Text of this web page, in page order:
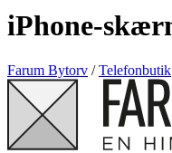
iPhone-
Farum Bytorv /Telefonbutik